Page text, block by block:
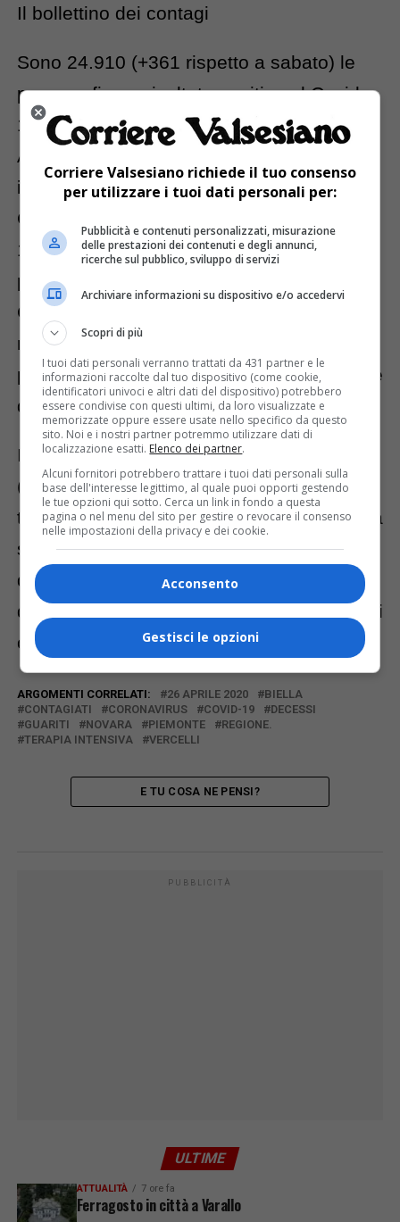
Il bollettino dei contagi
Sono 24.910 (+361 rispetto a sabato) le
persone finora risultate positive al Covid-
19 in Piemonte: 3.218 in provincia di
Alessandria, 1.442 in provincia di Asti, 946
in provincia di Biella, 2.394 in provincia di
Cuneo, 2.213 in provincia di Novara,
12.235 in provincia di Torino, 1.091 in
provincia di Vercelli, 992 nel Verbano-
Cusio-Ossola, 226 residenti fuori regione
ma in carico alle strutture sanitarie
piemontesi. I restanti 153 casi sono in fase
di elaborazione e attribuzione territoriale.
I ricoverati in terapia intensiva sono 217
(-20 rispetto a sabato). I ricoverati non in
terapia intensiva sono 2.827 (-16 rispetto a
sabato). Le persone in isolamento
domiciliare sono 12.452. I tamponi
diagnostici finora eseguiti sono 137.069, di
cui 72.642 risultati negativi.
ARGOMENTI CORRELATI: 26 APRILE 2020
BIELLA
CONTAGIATI
CORONAVIRUS COVID-19
DECESSI
GUARITI
NOVARA PIEMONTE
REGIONE.
TERAPIA INTENSIVA
VERCELLI
E TU COSA NE PENSI?
PUBBLICITÀ
ULTIME
ATTUALITÀ 7 ore fa
Ferragosto in città a Varallo
Corriere Valsesiano richiede il tuo consenso
per utilizzare i tuoi dati personali per:
Pubblicità e contenuti personalizzati, misurazione
delle prestazioni dei contenuti e degli annunci,
ricerche sul pubblico, sviluppo di servizi
Archiviare informazioni su dispositivo e/o accedervi
Scopri di più
I tuoi dati personali verranno trattati da 431 partner e le
informazioni raccolte dal tuo dispositivo (come cookie,
identificatori univoci e altri dati del dispositivo) potrebbero
essere condivise con questi ultimi, da loro visualizzate e
memorizzate oppure essere usate nello specifico da questo
sito. Noi e i nostri partner potremmo utilizzare dati di
localizzazione esatti. Elenco dei partner.
Alcuni fornitori potrebbero trattare i tuoi dati personali sulla
base dell'interesse legittimo, al quale puoi opporti gestendo
le tue opzioni qui sotto. Cerca un link in fondo a questa
pagina o nel menu del sito per gestire o revocare il consenso
nelle impostazioni della privacy e dei cookie.
Acconsento
Gestisci le opzioni